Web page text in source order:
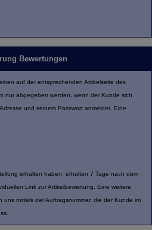
Bewertungen
auf der entsprechenden Artikelseite des
nur abgegeben werden, wenn der Kunde sich
und seinem Passwort anmeldet. Eine
erhalten haben, erhalten 7 Tage nach dem
Link zur Artikelbewertung. Eine weitere
uns mittels der Auftragsnummer, die der Kunde im